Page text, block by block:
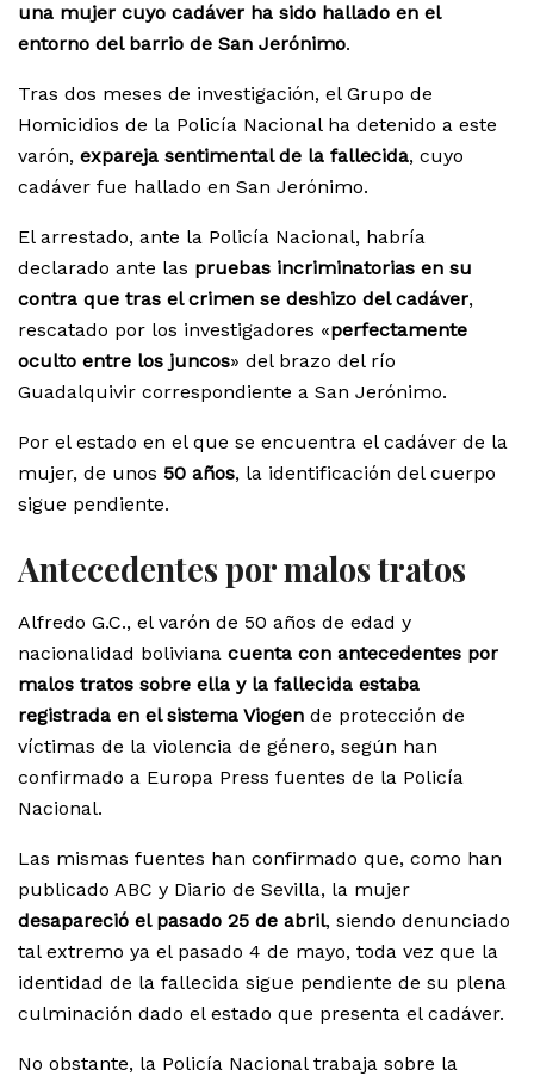
una mujer cuyo cadáver ha sido hallado en el
entorno del barrio de San Jerónimo.
Tras dos meses de investigación, el Grupo de
Homicidios de la Policía Nacional ha detenido a este
varón, expareja sentimental de la fallecida, cuyo
cadáver fue hallado en San Jerónimo.
El arrestado, ante la Policía Nacional, habría
declarado ante las pruebas incriminatorias en su
contra que tras el crimen se deshizo del cadáver,
rescatado por los investigadores «perfectamente
oculto entre los juncos» del brazo del río
Guadalquivir correspondiente a San Jerónimo.
Por el estado en el que se encuentra el cadáver de la
mujer, de unos 50 años, la identificación del cuerpo
sigue pendiente.
Antecedentes por malos tratos
Alfredo G.C., el varón de 50 años de edad y
nacionalidad boliviana cuenta con antecedentes por
malos tratos sobre ella y la fallecida estaba
registrada en el sistema Viogen de protección de
víctimas de la violencia de género, según han
confirmado a Europa Press fuentes de la Policía
Nacional.
Las mismas fuentes han confirmado que, como han
publicado ABC y Diario de Sevilla, la mujer
desapareció el pasado 25 de abril, siendo denunciado
tal extremo ya el pasado 4 de mayo, toda vez que la
identidad de la fallecida sigue pendiente de su plena
culminación dado el estado que presenta el cadáver.
No obstante, la Policía Nacional trabaja sobre la